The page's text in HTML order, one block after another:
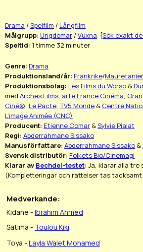
Drama /Spelfilm /Långfilm
Målgrupp: Ungdomar /Vuxna [Sök exakt
Speltid: 1 timme 32 minuter
Genre: Drama
Produktionsland/år: Frankrike/
Produktionsbolag: Les Films du Worso &
med Arches Films, arte France Cinéma,
Ciné@, Le Pacte, TV5 Monde & Centre
L'image Animée (CNC)
Producent: Etienne Comar &Sylvie Pialat
Regi: Abderrahmane Sissako
Manusförfattare: Abderrahmane Sissako &
Svensk distributör: Folkets Bio/Cinemagi
Klarar av Bechdel-testet: Ja, klarar alla tre
(Kompletteringar och rättelser tas tacksamt
Medverkande:
Kidane - Ibrahim Ahmed
Satima - Toulou Kiki
Toya - Layla Walet Mohamed